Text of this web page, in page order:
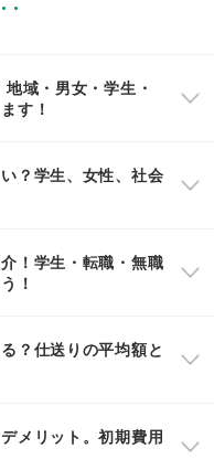
域・男女・学生・
す！
？学生、女性、社会
！学生・転職・無職
！
？仕送りの平均額と
メリット。初期費用